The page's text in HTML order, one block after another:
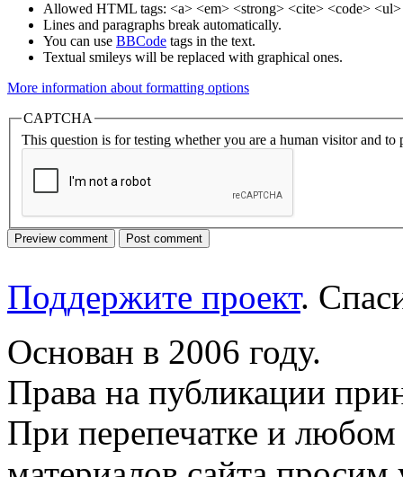
Allowed HTML tags: <a> <em> <strong> <cite> <code>
Lines and paragraphs break automatically.
You can use BBCode tags in the text.
Textual smileys will be replaced with graphical ones.
More information about formatting options
CAPTCHA
This question is for testing whether you are a human visitor and to
Поддержите проект.
Основан в 2006 году.
Права на публикации
При перепечатке и